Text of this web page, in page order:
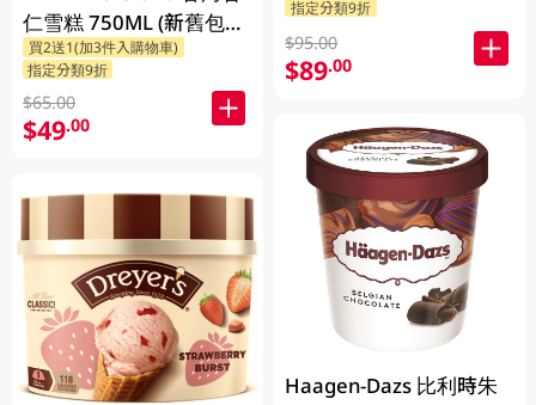
仁雪糕 750ML (新舊包裝
隨機發貨)
買2送1(加3件入購物車)
指定分類9折
$65.00
$49.00
指定分類9折
$95.00
$89.00
Haagen-Dazs 比利時朱